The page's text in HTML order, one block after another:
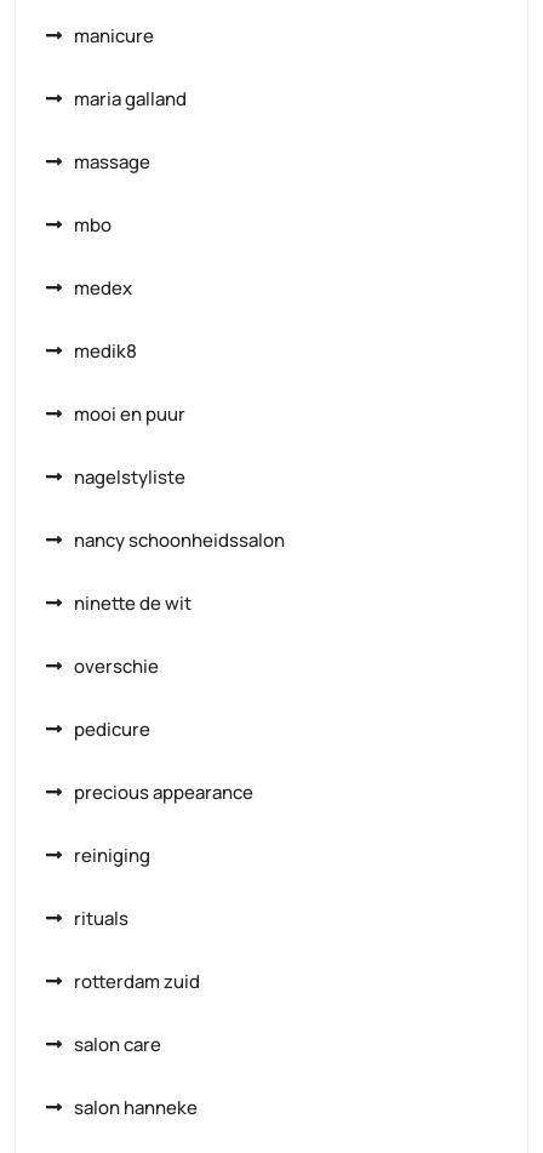
manicure
maria galland
massage
mbo
medex
medik8
mooi en puur
nagelstyliste
nancy schoonheidssalon
ninette de wit
overschie
pedicure
precious appearance
reiniging
rituals
rotterdam zuid
salon care
salon hanneke